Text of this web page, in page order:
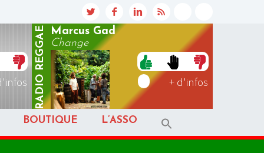
RADIO
REGGAE
Marcus Gad
Change
+ d'infos
BOUTIQUE L’ASSO